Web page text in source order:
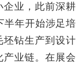
企业，此前深耕
半年开始涉足培
坯钻生产到设计
产业链。在展会